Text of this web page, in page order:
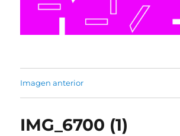
Imagen anterior
IMG_6700 (1)